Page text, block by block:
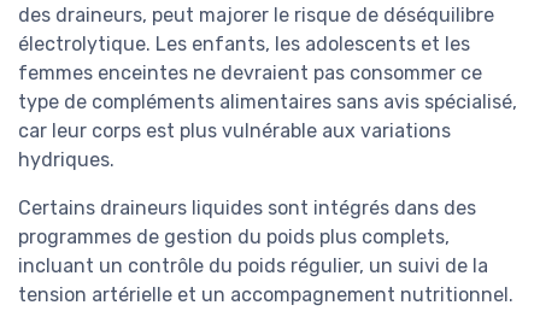
des draineurs, peut majorer le risque de déséquilibre
électrolytique. Les enfants, les adolescents et les
femmes enceintes ne devraient pas consommer ce
type de compléments alimentaires sans avis spécialisé,
car leur corps est plus vulnérable aux variations
hydriques.
Certains draineurs liquides sont intégrés dans des
programmes de gestion du poids plus complets,
incluant un contrôle du poids régulier, un suivi de la
tension artérielle et un accompagnement nutritionnel.